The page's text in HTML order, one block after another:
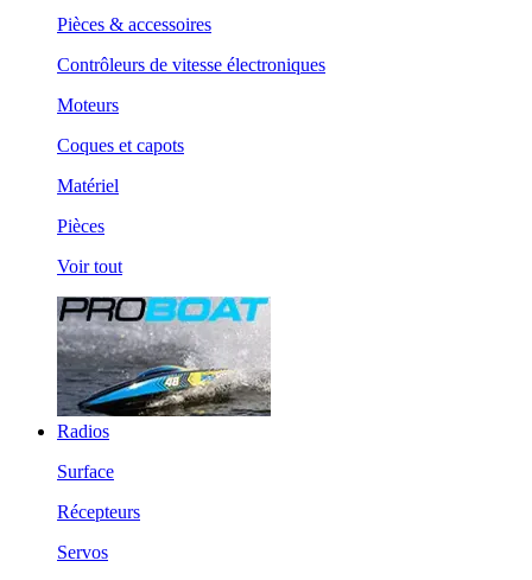
Pièces & accessoires
Contrôleurs de vitesse électroniques
Moteurs
Coques et capots
Matériel
Pièces
Voir tout
Radios
Surface
Récepteurs
Servos